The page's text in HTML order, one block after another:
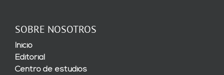
SOBRE NOSOTROS
Inicio
Editorial
Centro de estudios